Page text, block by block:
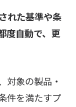
れた基準や条
度自動で、更
対象の製品・
件を満たすプ